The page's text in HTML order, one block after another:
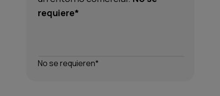
requiere*
No se requieren*